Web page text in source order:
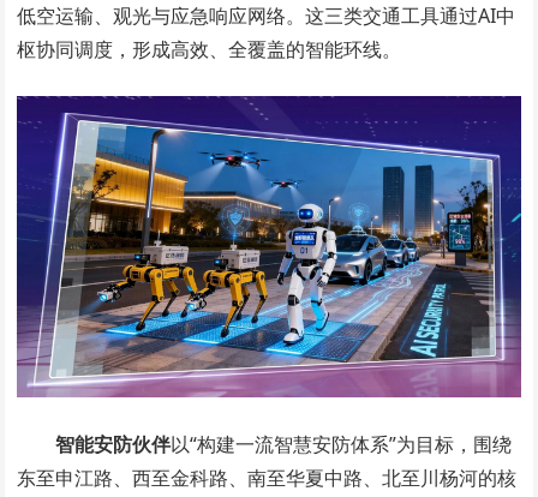
低空运输、观光与应急响应网络。这三类交通工具通过AI中
枢协同调度，形成高效、全覆盖的智能环线。
智能安防伙伴以“构建一流智慧安防体系”为目标，围绕
东至申江路、西至金科路、南至华夏中路、北至川杨河的核